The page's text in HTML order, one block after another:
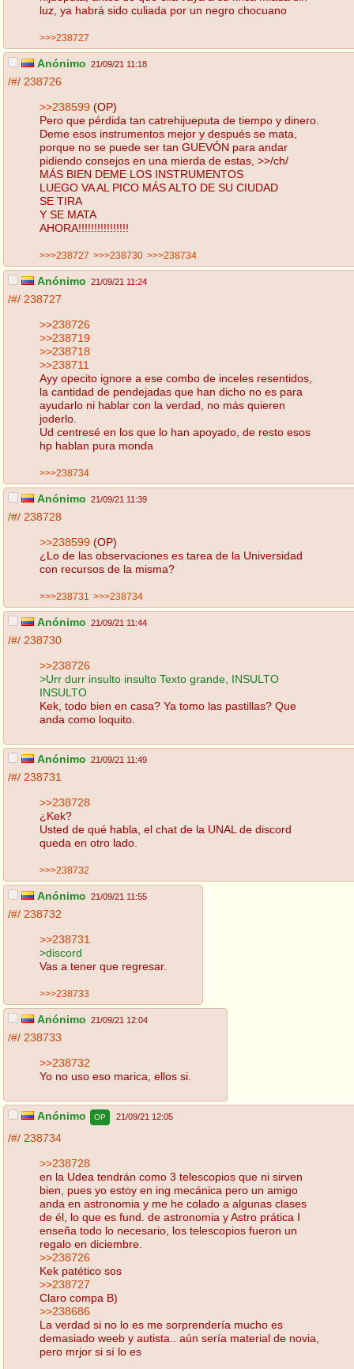
luz, ya habrá sido culiada por un negro chocuano
>>>238727
Anónimo 21/09/21 11:18
/#/ 238726
>>238599 (OP)
Pero que pérdida tan catrehijueputa de tiempo y dinero.
Deme esos instrumentos mejor y después se mata,
porque no se puede ser tan GUEVÓN para andar
pidiendo consejos en una mierda de estas, >>/ch/
MÁS BIEN DEME LOS INSTRUMENTOS
LUEGO VA AL PICO MÁS ALTO DE SU CIUDAD
SE TIRA
Y SE MATA
AHORA!!!!!!!!!!!!!!!!
>>>238727 >>>238730 >>>238734
Anónimo 21/09/21 11:24
/#/ 238727
>>238726
>>238719
>>238718
>>238711
Ayy opecito ignore a ese combo de inceles resentidos,
la cantidad de pendejadas que han dicho no es para
ayudarlo ni hablar con la verdad, no más quieren
joderlo.
Ud centresé en los que lo han apoyado, de resto esos
hp hablan pura monda
>>>238734
Anónimo 21/09/21 11:39
/#/ 238728
>>238599 (OP)
¿Lo de las observaciones es tarea de la Universidad
con recursos de la misma?
>>>238731 >>>238734
Anónimo 21/09/21 11:44
/#/ 238730
>>238726
>Urr durr insulto insulto Texto grande, INSULTO
INSULTO
Kek, todo bien en casa? Ya tomo las pastillas? Que
anda como loquito.
Anónimo 21/09/21 11:49
/#/ 238731
>>238728
¿Kek?
Usted de qué habla, el chat de la UNAL de discord
queda en otro lado.
>>>238732
Anónimo 21/09/21 11:55
/#/ 238732
>>238731
>discord
Vas a tener que regresar.
>>>238733
Anónimo 21/09/21 12:04
/#/ 238733
>>238732
Yo no uso eso marica, ellos si.
Anónimo OP 21/09/21 12:05
/#/ 238734
>>238728
en la Udea tendrán como 3 telescopios que ni sirven
bien, pues yo estoy en ing mecánica pero un amigo
anda en astronomia y me he colado a algunas clases
de él, lo que es fund. de astronomia y Astro prática I
enseña todo lo necesario, los telescopios fueron un
regalo en diciembre.
>>238726
Kek patético sos
>>238727
Claro compa B)
>>238686
La verdad si no lo es me sorprendería mucho es
demasiado weeb y autista.. aún sería material de novia,
pero mrjor si sí lo es